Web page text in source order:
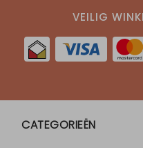
VEILIG
CATEGORIEËN